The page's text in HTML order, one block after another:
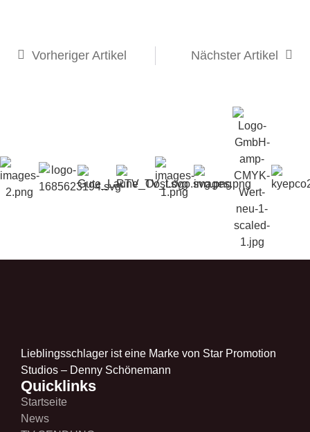
Vorheriger Artikel Nächster Artikel
Lieblingsschlager ist eine Marke von Star Promotion
Studios – Denny Schönemann
Quicklinks
Startseite
News